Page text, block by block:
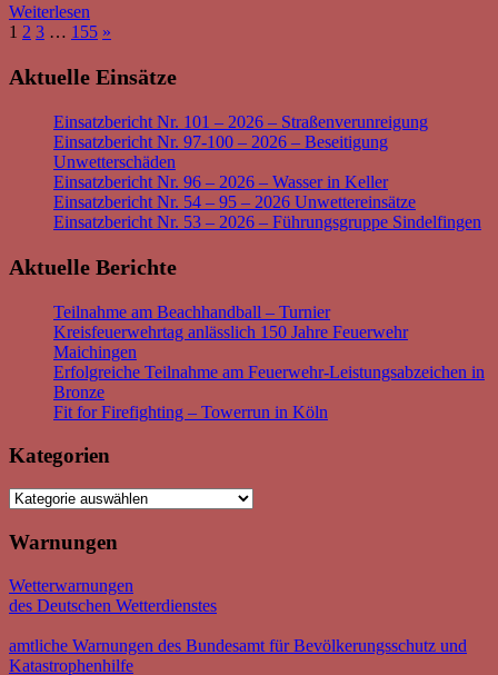
Weiterlesen
Seitennummerierung
der
1 2 3 … 155 Nächste
»
Aktuelle Einsätze
Einsatzbericht Nr. 101 – 2026 – Straßenverunreigung
Einsatzbericht Nr. 97-100 – 2026 – Beseitigung
Unwetterschäden
Einsatzbericht Nr. 96 – 2026 – Wasser in Keller
Einsatzbericht Nr. 54 – 95 – 2026 Unwettereinsätze
Einsatzbericht Nr. 53 – 2026 – Führungsgruppe Sindelfingen
Aktuelle Berichte
Teilnahme am Beachhandball – Turnier
Kreisfeuerwehrtag anlässlich 150 Jahre Feuerwehr
Maichingen
Erfolgreiche Teilnahme am Feuerwehr-Leistungsabzeichen in
Bronze
Fit for Firefighting – Towerrun in Köln
Kategorien
Kategorien
Warnungen
Wetterwarnungen
des Deutschen Wetterdienstes
amtliche Warnungen des Bundesamt für Bevölkerungsschutz und
Katastrophenhilfe